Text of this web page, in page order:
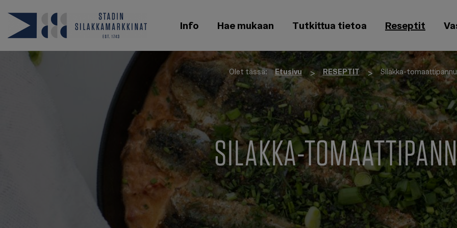
Info Hae mukaan Tutkittua tietoa Reseptit
Olet tässä: Etusivu > RESEPTIT > Silakka-tomaattipannu
SILAKKA-